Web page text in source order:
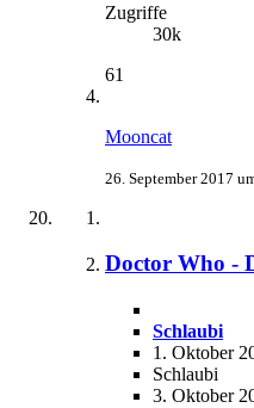
Zugriffe
30k
61
Mooncat
26. September 2017
Doctor Who -
Schlaubi
1. Oktober
Schlaubi
3. Oktober